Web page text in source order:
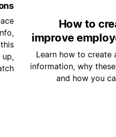
How to
improve
Learn how to create
information, why
and how you
up,